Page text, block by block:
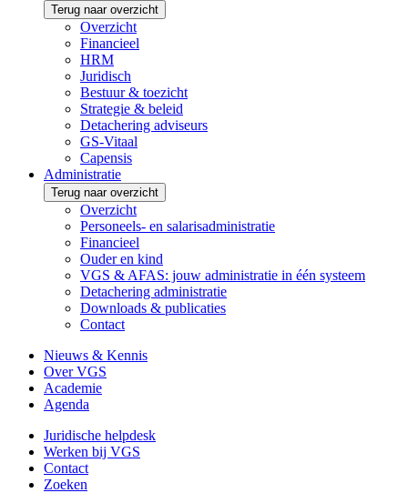
Terug naar overzicht
Overzicht
Financieel
HRM
Juridisch
Bestuur & toezicht
Strategie & beleid
Detachering adviseurs
GS-Vitaal
Capensis
Administratie
Terug naar overzicht
Overzicht
Personeels- en salarisadministratie
Financieel
Ouder en kind
VGS & AFAS: jouw administratie in één systeem
Detachering administratie
Downloads & publicaties
Contact
Nieuws & Kennis
Over VGS
Academie
Agenda
Juridische helpdesk
Werken bij VGS
Contact
Zoeken